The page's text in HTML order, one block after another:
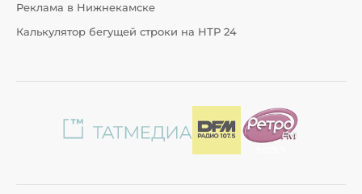
Реклама в Нижнекамске
Калькулятор бегущей строки на НТР 24